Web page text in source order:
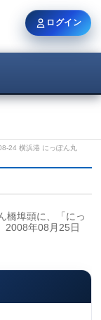
24 横浜港 にっぽん丸
橋埠頭に、「にっ
2008年08月25日
ログイン